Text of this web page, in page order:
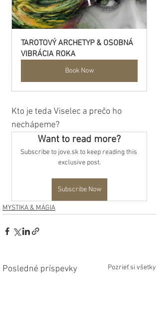
TAROTOVÝ ARCHETYP & OSOBNÁ
VIBRÁCIA ROKA
Book Now
Kto je teda Viselec a prečo ho
nechápeme?
Want to read more?
Subscribe to jove.sk to keep reading this
exclusive post.
Subscribe Now
MYSTIKA & MÁGIA
Posledné príspevky Pozrieť si všetky